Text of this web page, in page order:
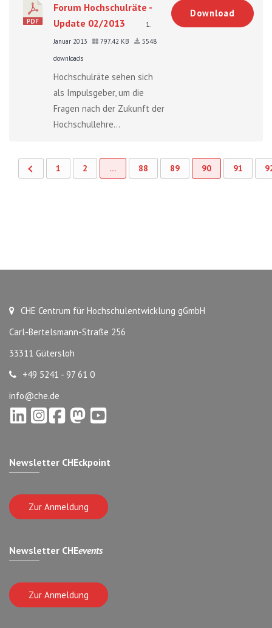
Forum Hochschulräte -
Update 02/2013
1.
Januar 2013
797.42 KB
5548
downloads
Hochschulräte sehen sich
als Impulsgeber, um die
Fragen nach der Zukunft der
Hochschullehre...
Download
1 2 … 88 89 90 91
CHE Centrum für Hochschulentwicklung gGmbH
Carl-Bertelsmann-Straße 256
33311 Gütersloh
+49 5241 - 97 61 0
info@che.de
Newsletter CHEckpoint
Zur Anmeldung
Newsletter CHEevents
Zur Anmeldung